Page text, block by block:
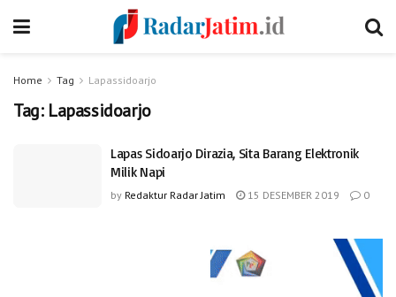
Home Tag Lapassidoarjo
Tag: Lapassidoarjo
Lapas Sidoarjo Dirazia, Sita Barang Elektronik
Milik Napi
by Redaktur Radar Jatim 15 DESEMBER 2019 0